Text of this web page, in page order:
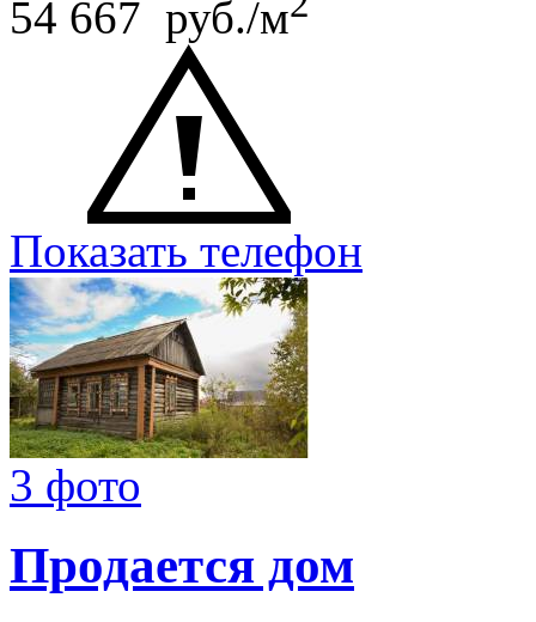
54 667 руб./м
Показать телефон
3 фото
Продается дом